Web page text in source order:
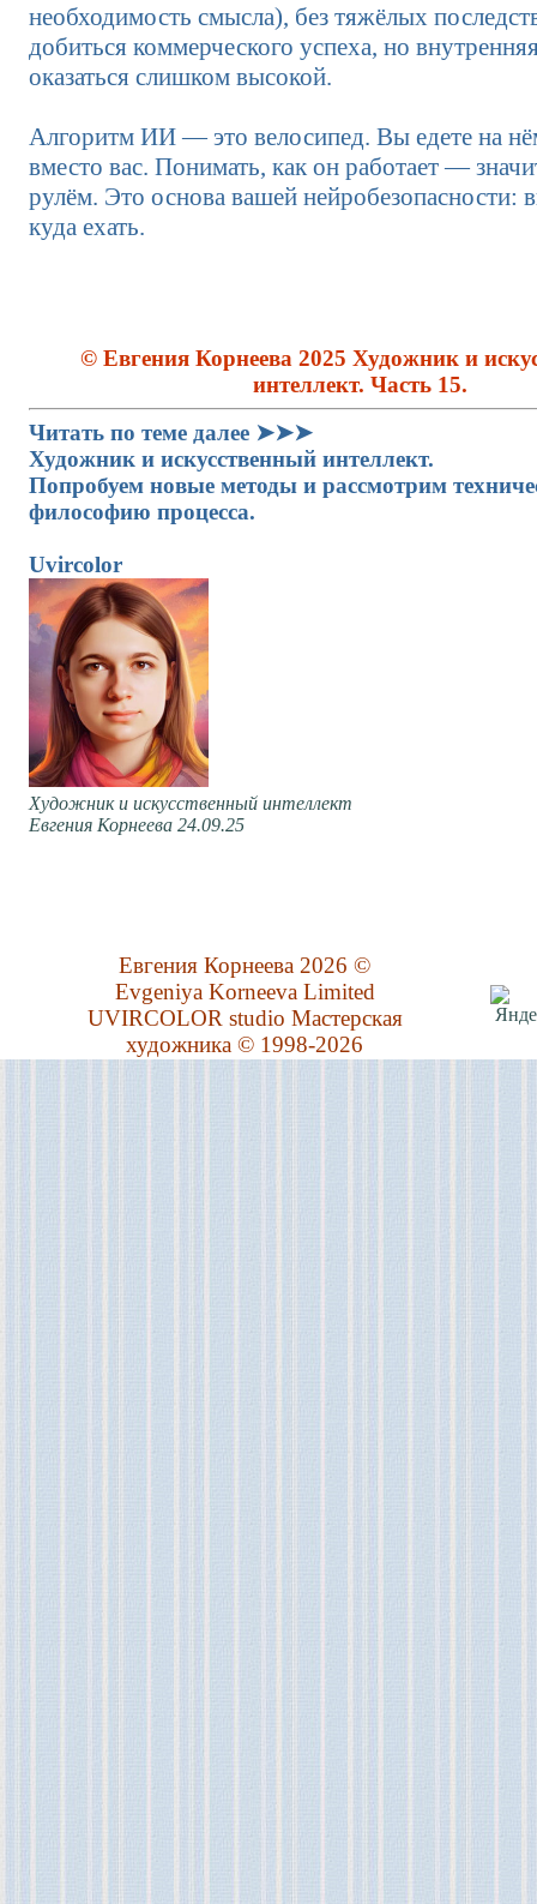
необходимость смысла), без тяжёлых
добиться коммерческого успеха, но
оказаться слишком высокой.
Алгоритм ИИ — это велосипед. Вы едете на
вместо вас. Понимать, как он работает —
рулём. Это основа вашей нейробезопасности:
куда ехать.
© Евгения Корнеева 2025 Художник и
интеллект. Часть 15.
Читать по теме далее ➤➤➤
Художник и искусственный интеллект.
Попробуем новые методы и рассмотрим
философию процесса.
Uvircolor
Художник и искусственный интеллект
Евгения Корнеева 24.09.25
Евгения Корнеева 2026 ©
Evgeniya Korneeva Limited
UVIRCOLOR studio Мастерская
художника © 1998-2026